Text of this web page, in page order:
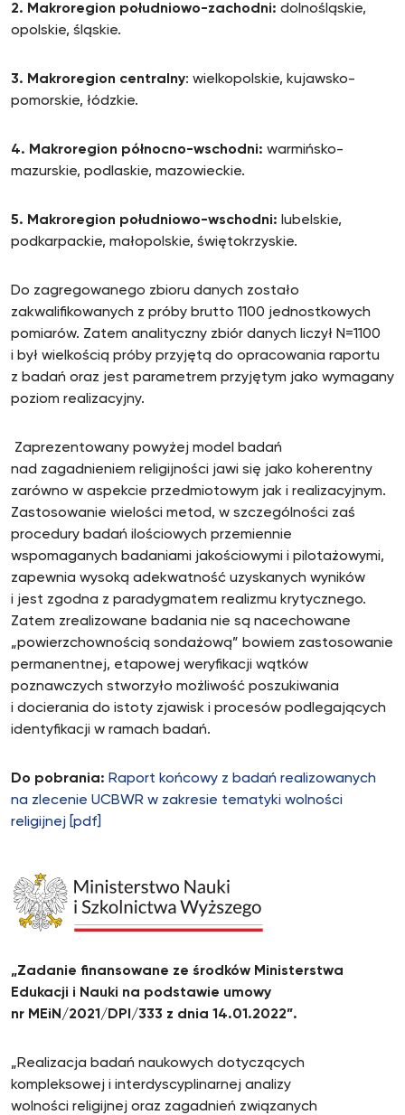
2. Makroregion południowo-zachodni: dolnośląskie,
opolskie, śląskie.
3. Makroregion centralny: wielkopolskie, kujawsko-
pomorskie, łódzkie.
4. Makroregion północno-wschodni: warmińsko-
mazurskie, podlaskie, mazowieckie.
5. Makroregion południowo-wschodni: lubelskie,
podkarpackie, małopolskie, świętokrzyskie.
Do zagregowanego zbioru danych zostało
zakwalifikowanych z próby brutto 1100 jednostkowych
pomiarów. Zatem analityczny zbiór danych liczył N=1100
i był wielkością próby przyjętą do opracowania raportu
z badań oraz jest parametrem przyjętym jako wymagany
poziom realizacyjny.
Zaprezentowany powyżej model badań
nad zagadnieniem religijności jawi się jako koherentny
zarówno w aspekcie przedmiotowym jak i realizacyjnym.
Zastosowanie wielości metod, w szczególności zaś
procedury badań ilościowych przemiennie
wspomaganych badaniami jakościowymi i pilotażowymi,
zapewnia wysoką adekwatność uzyskanych wyników
i jest zgodna z paradygmatem realizmu krytycznego.
Zatem zrealizowane badania nie są nacechowane
„powierzchownością sondażową” bowiem zastosowanie
permanentnej, etapowej weryfikacji wątków
poznawczych stworzyło możliwość poszukiwania
i docierania do istoty zjawisk i procesów podlegających
identyfikacji w ramach badań.
Do pobrania: Raport końcowy z badań realizowanych
na zlecenie UCBWR w zakresie tematyki wolności
religijnej [pdf]
„Zadanie finansowane ze środków Ministerstwa
Edukacji i Nauki na podstawie umowy
nr MEiN/2021/DPI/333 z dnia 14.01.2022”.
„Realizacja badań naukowych dotyczących
kompleksowej i interdyscyplinarnej analizy
wolności religijnej oraz zagadnień związanych